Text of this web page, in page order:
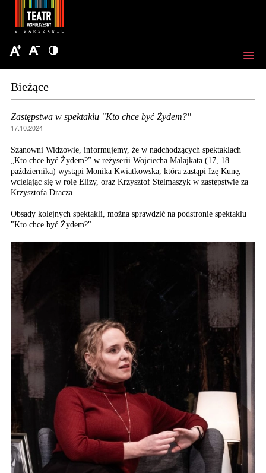
Bieżące
Zastępstwa w spektaklu "Kto chce być Żydem?"
17.10.2024
Szanowni Widzowie, informujemy, że w nadchodzących spektaklach
„Kto chce być Żydem?” w reżyserii Wojciecha Malajkata (17, 18
października) wystąpi Monika Kwiatkowska, która zastąpi Izę Kunę,
wcielając się w rolę Elizy, oraz Krzysztof Stelmaszyk w zastępstwie za
Krzysztofa Dracza.
Obsady kolejnych spektakli, można sprawdzić na podstronie spektaklu
"Kto chce być Żydem?"